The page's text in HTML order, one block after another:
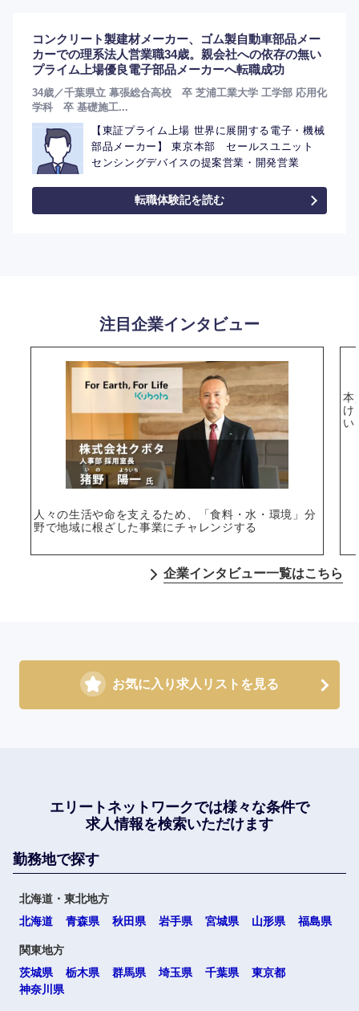
選択する
コンクリート製建材メーカー、ゴム製自動車部品メー
カーでの理系法人営業職34歳。親会社への依存の無い
プライム上場優良電子部品メーカーへ転職成功
34歳／千葉県立 幕張総合高校 卒 芝浦工業大学 工学部 応用化
学科 卒 基礎施工...
【東証プライム上場 世界に展開する電子・機械
部品メーカー】 東京本部 セールスユニット
センシングデバイスの提案営業・開発営業
転職体験記を読む
注目企業インタビュー
人々の生活や命を支えるため、「食料・水・環境」分
野で地域に根ざした事業にチャレンジする
本
け
い
企業インタビュー一覧はこちら
お気に入り求人リストを見る
エリートネットワークでは様々な条件で
求人情報を検索いただけます
勤務地で探す
北海道・東北地方
北海道
青森県 秋田県 岩手県 宮城県 山形県 福島県
関東地方
茨城県
栃木県 群馬県 埼玉県 千葉県
東京都
神奈川県